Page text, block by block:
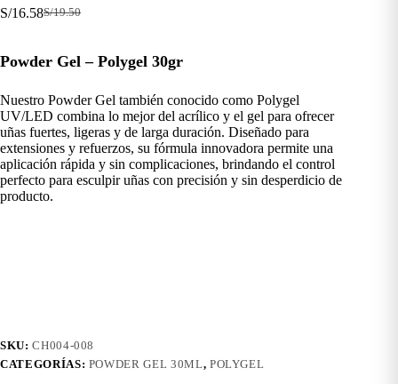
S/19.50
El
era:
S/16.58El
es:
Powder Gel – Polygel 30gr
Nuestro Powder Gel también conocido como Polygel
UV/LED combina lo mejor del acrílico y el gel para ofrecer
uñas fuertes, ligeras y de larga duración. Diseñado para
extensiones y refuerzos, su fórmula innovadora permite una
aplicación rápida y sin complicaciones, brindando el control
perfecto para esculpir uñas con precisión y sin desperdicio de
producto.
SKU:CH004-008
CATEGORÍAS: POWDER GEL 30ML, POLYGEL